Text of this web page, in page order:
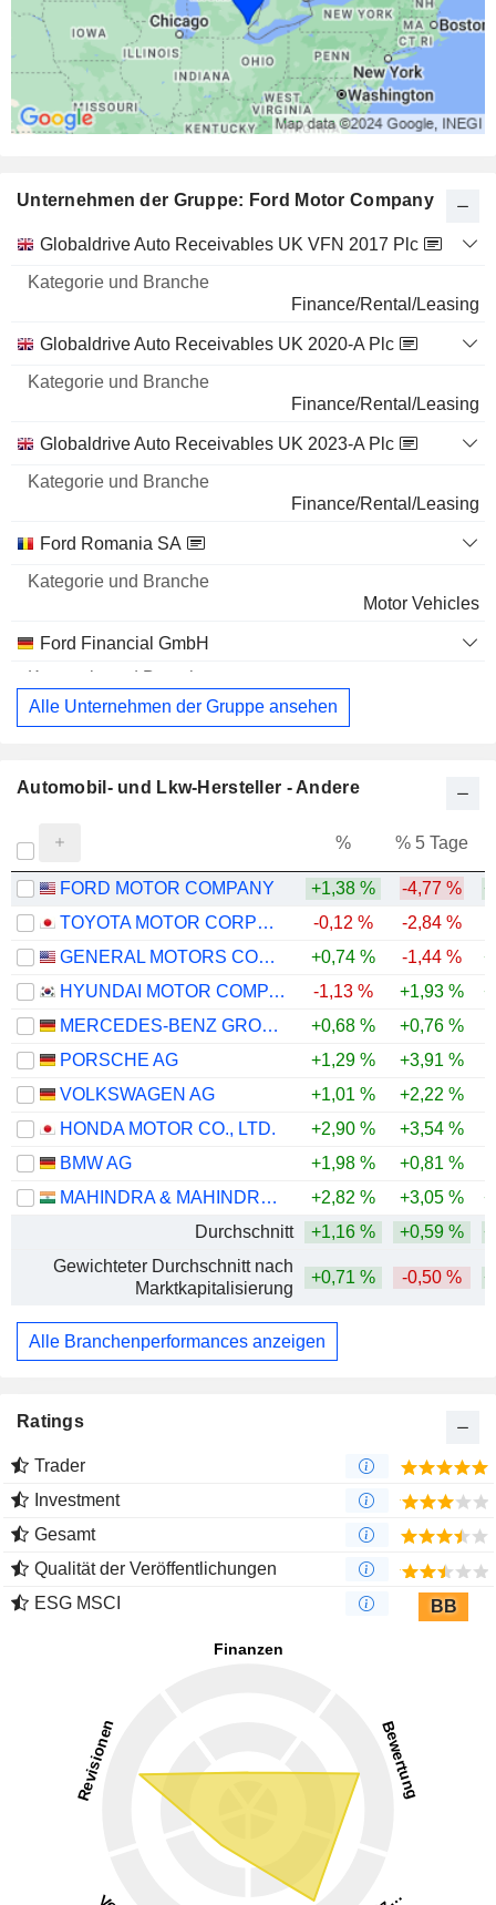
Unternehmen der Gruppe: Ford Motor Company
Name
Kategorie
Branche
Globaldrive Auto Receivables UK VFN 2017 Plc
Finance/Rental/Leasing
Globaldrive Auto Receivables UK 2020-A Plc
Finance/Rental/Leasing
Globaldrive Auto Receivables UK 2023-A Plc
Finance/Rental/Leasing
Ford Romania SA
Motor Vehicles
Ford Financial GmbH
Alle Unternehmen der Gruppe ansehen
Automobil- und Lkw-Hersteller - Andere
% % 5 Tage
FORD MOTOR COMPANY +1,38 % -4,77 %
TOYOTA MOTOR CORPORATION
-0,12 % -2,84 %
GENERAL MOTORS COMPANY
+0,74 % -1,44 %
HYUNDAI MOTOR COMPANY
-1,13 % +1,93 %
MERCEDES-BENZ GROUP AG
+0,68 % +0,76 %
PORSCHE AG
+1,29 % +3,91 %
VOLKSWAGEN AG
+1,01 % +2,22 %
HONDA MOTOR CO., LTD.
+2,90 % +3,54 %
BMW AG
+1,98 % +0,81 %
MAHINDRA & MAHINDRA LIMITED
+2,82 % +3,05 %
Durchschnitt
+1,16 % +0,59 %
Gewichteter Durchschnitt nach
Marktkapitalisierung
+0,71 % -0,50 %
Alle Branchenperformances anzeigen
Ratings
Trader
Investment
Gesamt
Qualität der Veröffentlichungen
ESG MSCI
BB